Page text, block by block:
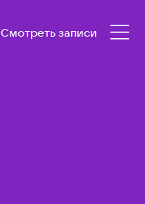
Смотреть записи